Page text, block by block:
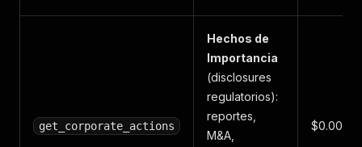
get_corporate_actions
Hechos de
Importancia
(disclosures
regulatorios):
reportes,
M&A,
$0.001